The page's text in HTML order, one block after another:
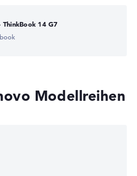
ThinkBook 14 G7
Modellreihen